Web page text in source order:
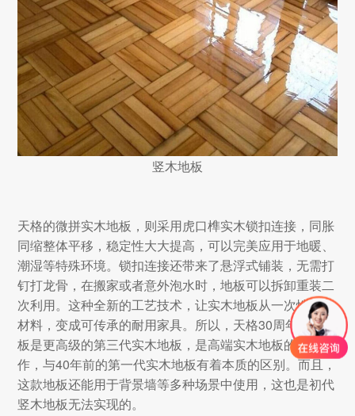
竖木地板
天格的微拼实木地板，则采用虎口榫实木锁扣连接，同胀
同缩整体平移，稳定性大大提高，可以完美应用于地暖、
潮湿等特殊环境。锁扣连接还带来了悬浮式铺装，无需打
钉打龙骨，在搬家或者意外泡水时，地板可以拆卸重装二
次利用。这种全新的工艺技术，让实木地板从一次性装修
材料，变成可传承的耐用家具。所以，天格30周年微拼地
板是更高级的第三代实木地板，是高端实木地板的经典之
作，与40年前的第一代实木地板有着本质的区别。而且，
这款地板还能用于背景墙等多种场景中使用，这也是初代
竖木地板无法实现的。